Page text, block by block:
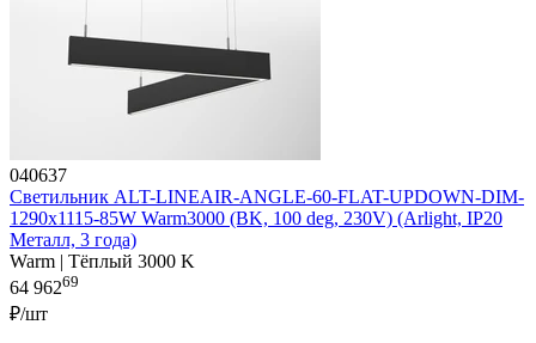
040637
Светильник ALT-LINEAIR-ANGLE-60-FLAT-UPDOWN-DIM-
1290x1115-85W Warm3000 (BK, 100 deg, 230V) (Arlight, IP20
Металл, 3 года)
Warm | Тёплый 3000 K
64 96269
₽/шт